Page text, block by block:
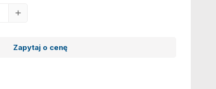
+
Zapytaj o cenę